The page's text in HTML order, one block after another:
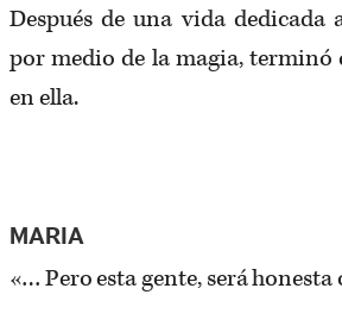
Después de una vida
por medio de la magia, terminó
en ella.
MARIA
«… Pero esta gente, será honesta